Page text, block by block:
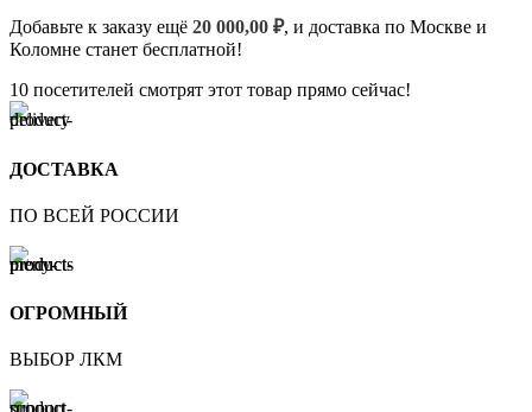
Добавьте к заказу ещё 20 000,00 ₽, и доставка по Москве и
Коломне станет бесплатной!
10 посетителей смотрят этот товар прямо сейчас!
ДОСТАВКА
ПО ВСЕЙ РОССИИ
ОГРОМНЫЙ
ВЫБОР ЛКМ